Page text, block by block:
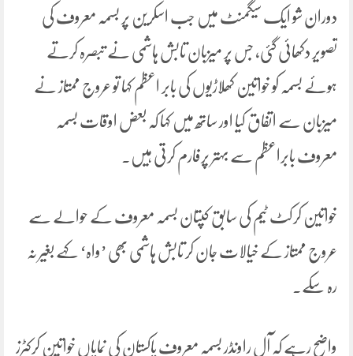
دوران شو ایک سیگمنٹ میں جب اسکرین پر بسمہ معروف کی
تصویر دکھائی گئی، جس پر میزبان تابش ہاشمی نے تبصرہ کرتے
ہوئے بسمہ کو خواتین کھلاڑیوں کی بابر اعظم کہا تو عروج ممتاز نے
میزبان سے اتفاق کیا اور ساتھ میں کہا کہ بعض اوقات بسمہ
معروف بابراعظم سے بہتر پرفارم کرتی ہیں۔
خواتین کرکٹ ٹیم کی سابق کپتان بسمہ معروف کے حوالے سے
عروج ممتاز کے خیالات جان کر تابش ہاشمی بھی ’واہ‘ کہے بغیر نہ
رہ سکے۔
واضح رہے کہ آل راونڈر بسمہ معروف پاکستان کی نمایاں خواتین کرکٹرز